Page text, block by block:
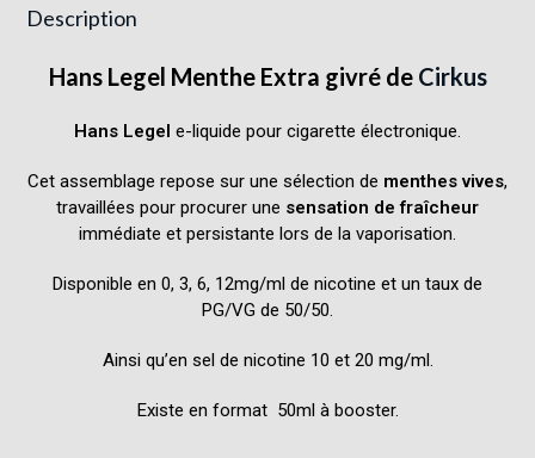
Description
Hans Legel Menthe Extra givré de Cirkus
Hans Legel e-liquide pour cigarette électronique.
Cet assemblage repose sur une sélection de menthes vives,
travaillées pour procurer une sensation de fraîcheur
immédiate et persistante lors de la vaporisation.
Disponible en 0, 3, 6, 12mg/ml de nicotine et un taux de
PG/VG de 50/50.
Ainsi qu’en sel de nicotine 10 et 20 mg/ml.
Existe en format 50ml à booster.